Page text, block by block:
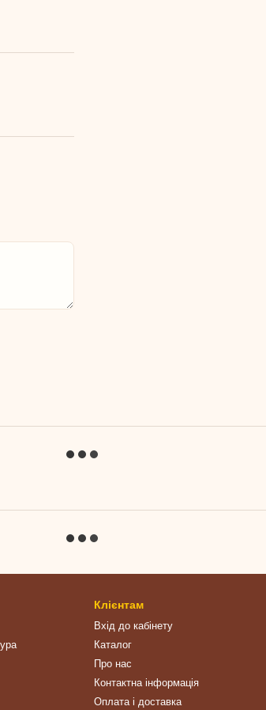
Клієнтам
Вхід до кабінету
Каталог
Про нас
Контактна інформація
Оплата і доставка